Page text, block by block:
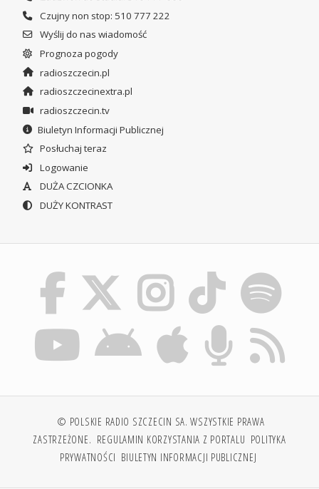
Czujny non stop: 510 777 222
Wyślij do nas wiadomość
Prognoza pogody
radioszczecin.pl
radioszczecinextra.pl
radioszczecin.tv
Biuletyn Informacji Publicznej
Posłuchaj teraz
Logowanie
DUŻA CZCIONKA
DUŻY KONTRAST
© POLSKIE RADIO SZCZECIN SA. WSZYSTKIE PRAWA
ZASTRZEŻONE. REGULAMIN KORZYSTANIA Z PORTALU POLITYKA
PRYWATNOŚCI BIULETYN INFORMACJI PUBLICZNEJ